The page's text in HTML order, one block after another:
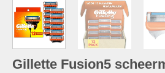
Gillette Fusion5